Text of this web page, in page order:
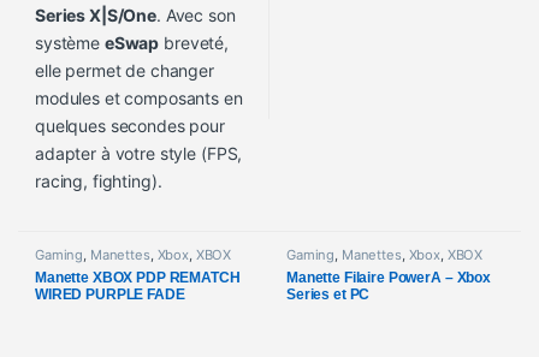
Series X|S/One. Avec son
système eSwap breveté,
elle permet de changer
modules et composants en
quelques secondes pour
adapter à votre style (FPS,
racing, fighting).
Gaming, Manettes, Xbox, XBOX
Manette XBOX PDP REMATCH
WIRED PURPLE FADE
Gaming, Manettes, Xbox, XBOX
Manette Filaire PowerA – Xbox
Series et PC